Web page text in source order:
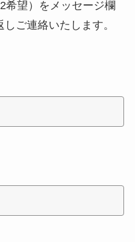
希望）をメッセージ欄
ご連絡いたします。